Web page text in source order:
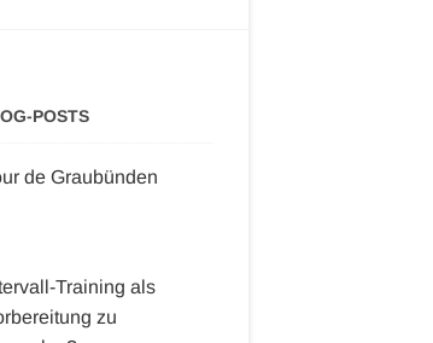
POSTS
de Graubünden
Training als
zu